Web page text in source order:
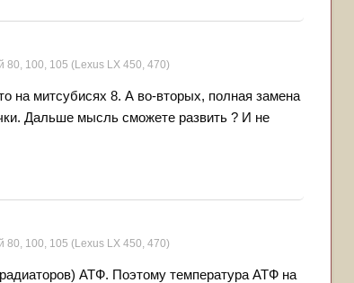
80, 100, 105 (Lexus LX 450, 470)
на митсубисях 8. А во-вторых, полная замена
Дальше мысль сможете развить ? И не
80, 100, 105 (Lexus LX 450, 470)
АТФ. Поэтому температура АТФ на